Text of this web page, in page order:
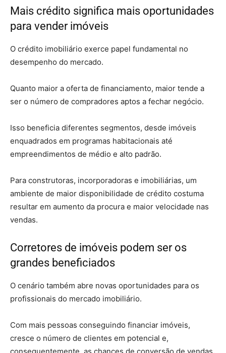
Mais crédito significa mais oportunidades
para vender imóveis
O crédito imobiliário exerce papel fundamental no
desempenho do mercado.
Quanto maior a oferta de financiamento, maior tende a
ser o número de compradores aptos a fechar negócio.
Isso beneficia diferentes segmentos, desde imóveis
enquadrados em programas habitacionais até
empreendimentos de médio e alto padrão.
Para construtoras, incorporadoras e imobiliárias, um
ambiente de maior disponibilidade de crédito costuma
resultar em aumento da procura e maior velocidade nas
vendas.
Corretores de imóveis podem ser os
grandes beneficiados
O cenário também abre novas oportunidades para os
profissionais do mercado imobiliário.
Com mais pessoas conseguindo financiar imóveis,
cresce o número de clientes em potencial e,